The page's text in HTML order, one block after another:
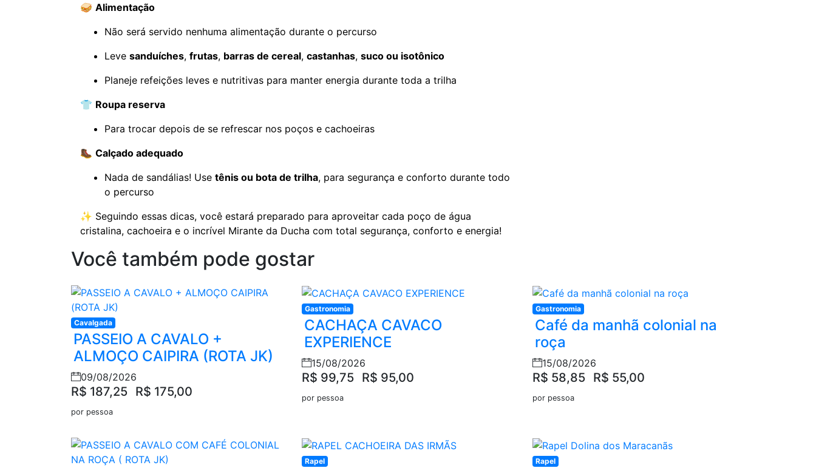
🥪 Alimentação
Não será servido nenhuma alimentação durante o percurso
Leve sanduíches, frutas, barras de cereal, castanhas, suco ou isotônico
Planeje refeições leves e nutritivas para manter energia durante toda a trilha
👕 Roupa reserva
Para trocar depois de se refrescar nos poços e cachoeiras
🥾 Calçado adequado
Nada de sandálias! Use tênis ou bota de trilha, para segurança e conforto durante todo
o percurso
✨ Seguindo essas dicas, você estará preparado para aproveitar cada poço de água
cristalina, cachoeira e o incrível Mirante da Ducha com total segurança, conforto e energia!
Você também pode gostar
Cavalgada
PASSEIO A CAVALO +
ALMOÇO CAIPIRA (ROTA JK)
09/08/2026
R$ 187,25 R$ 175,00
por pessoa
Gastronomia
CACHAÇA CAVACO
EXPERIENCE
15/08/2026
R$ 99,75 R$ 95,00
por pessoa
Gastronomia
Café da manhã colonial na
roça
15/08/2026
R$ 58,85 R$ 55,00
por pessoa
Rapel Rapel